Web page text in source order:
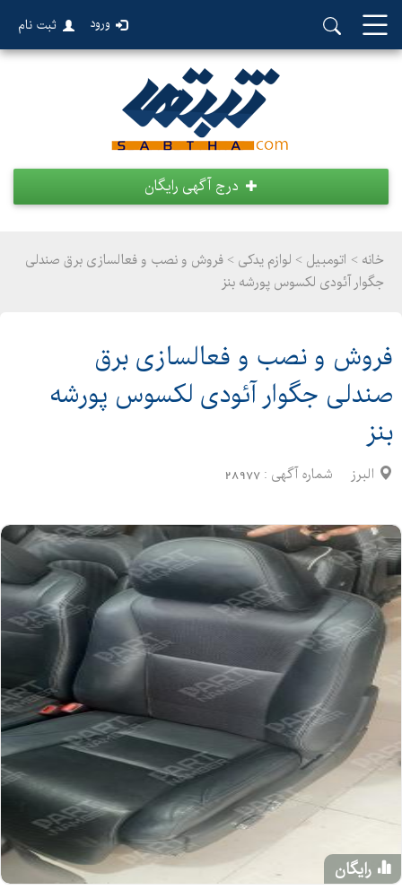
ورود ثبت نام
درج آگهی رایگان
خانه > اتومبیل > لوازم یدکی > فروش و نصب و فعالسازی برق صندلی
جگوار آئودی لکسوس پورشه بنز
فروش و نصب و فعالسازی برق
صندلی جگوار آئودی لکسوس پورشه
بنز
البرز شماره آگهی : 28977
رایگان